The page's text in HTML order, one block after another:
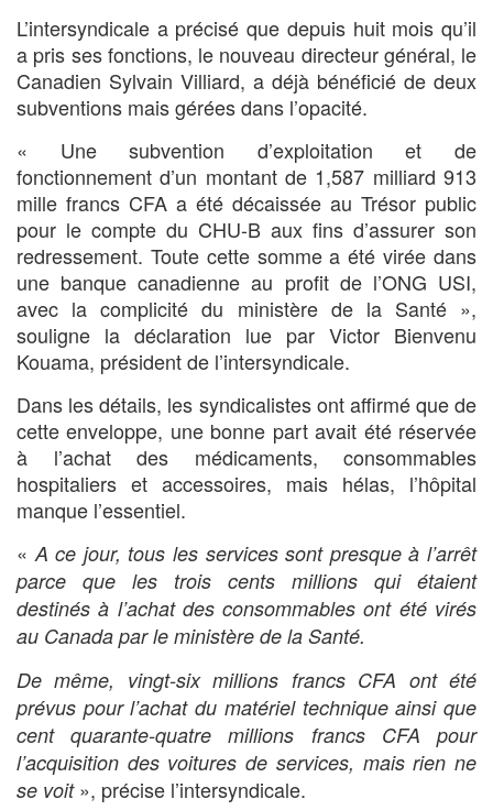
L’intersyndicale a précisé que depuis huit mois qu’il
a pris ses fonctions, le nouveau directeur général, le
Canadien Sylvain Villiard, a déjà bénéficié de deux
subventions mais gérées dans l’opacité.
« Une subvention d’exploitation et de
fonctionnement d’un montant de 1,587 milliard 913
mille francs CFA a été décaissée au Trésor public
pour le compte du CHU-B aux fins d’assurer son
redressement. Toute cette somme a été virée dans
une banque canadienne au profit de l’ONG USI,
avec la complicité du ministère de la Santé »,
souligne la déclaration lue par Victor Bienvenu
Kouama, président de l’intersyndicale.
Dans les détails, les syndicalistes ont affirmé que de
cette enveloppe, une bonne part avait été réservée
à l’achat des médicaments, consommables
hospitaliers et accessoires, mais hélas, l’hôpital
manque l’essentiel.
« A ce jour, tous les services sont presque à l’arrêt
parce que les trois cents millions qui étaient
destinés à l’achat des consommables ont été virés
au Canada par le ministère de la Santé.
De même, vingt-six millions francs CFA ont été
prévus pour l’achat du matériel technique ainsi que
cent quarante-quatre millions francs CFA pour
l’acquisition des voitures de services, mais rien ne
se voit», précise l’intersyndicale.